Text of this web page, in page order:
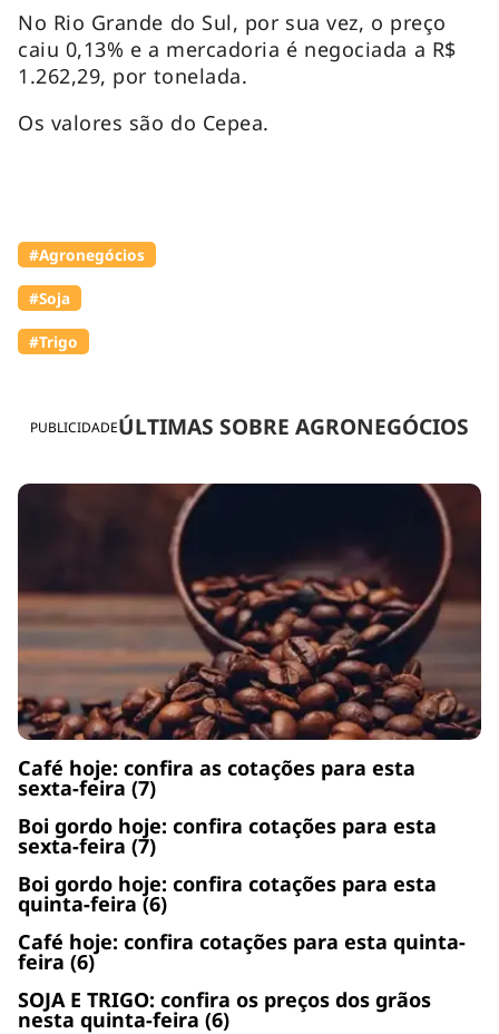
PUBLICIDADEÚLTIMAS SOBRE AGRONEGÓCIOS
Café hoje: confira as cotações para esta
sexta-feira (7)
Boi gordo hoje: confira cotações para esta
sexta-feira (7)
Boi gordo hoje: confira cotações para esta
quinta-feira (6)
Café hoje: confira cotações para esta quinta-
feira (6)
SOJA E TRIGO: confira os preços dos grãos
nesta quinta-feira (6)
No Rio Grande do Sul, por sua vez, o preço
caiu 0,13% e a mercadoria é negociada a R$
1.262,29, por tonelada.
Os valores são do Cepea.
#Agronegócios
#Soja
#Trigo